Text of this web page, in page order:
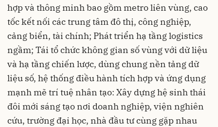
hợp và thông minh bao gồm metro liên vùng, cao
tốc kết nối các trung tâm đô thị, công nghiệp,
cảng biển, tài chính; Phát triển hạ tầng logistics
ngầm; Tái tổ chức không gian số vùng với dữ liệu
và hạ tầng chiến lược, dùng chung nền tảng dữ
liệu số, hệ thống điều hành tích hợp và ứng dụng
mạnh mẽ trí tuệ nhân tạo: Xây dựng hệ sinh thái
đôi mới sáng tạo nơi doanh nghiệp, viện nghiên
cứu, trường đại học, nhà đầu tư cùng gặp nhau